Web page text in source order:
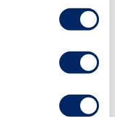
Yrityksen
ja sosiaalisen